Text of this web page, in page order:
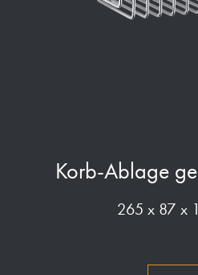
Korb-Ablage
265 x 87 x